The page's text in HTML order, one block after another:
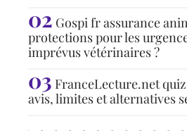
Gospi fr assurance
protections pour les
imprévus vétérinaires ?
FranceLecture.net
avis, limites et alternatives